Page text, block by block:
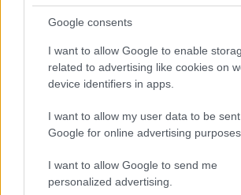
Google consents
I want to allow Google to enable
related to advertising like cookies on
device identifiers in apps.
I want to allow my user data to be
Google for online advertising purposes.
I want to allow Google to send me
personalized advertising.
komoly vizuális
a többi fejlesztés sokkal